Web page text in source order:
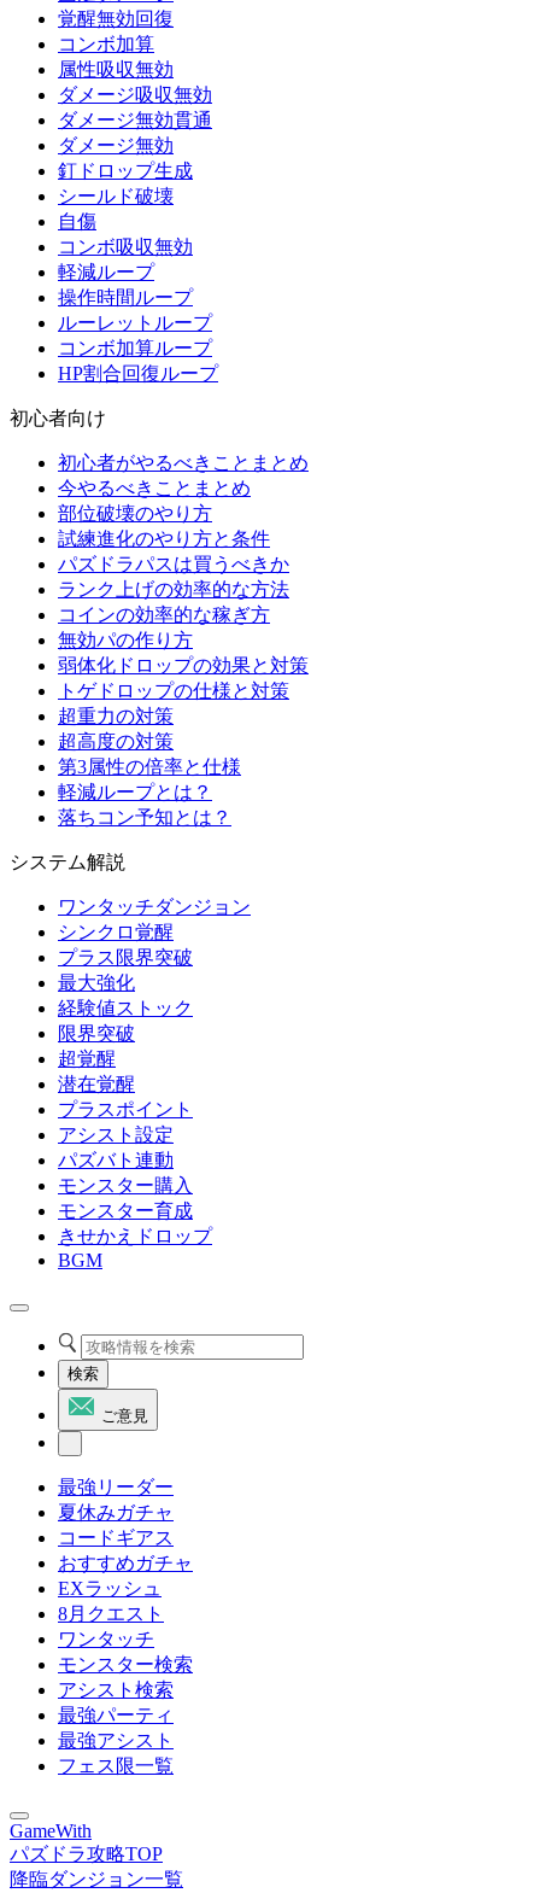
覚醒無効回復
コンボ加算
属性吸収無効
ダメージ吸収無効
ダメージ無効貫通
ダメージ無効
釘ドロップ生成
シールド破壊
自傷
コンボ吸収無効
軽減ループ
操作時間ループ
ルーレットループ
コンボ加算ループ
HP割合回復ループ
初心者向け
初心者がやるべきことまとめ
今やるべきことまとめ
部位破壊のやり方
試練進化のやり方と条件
パズドラパスは買うべきか
ランク上げの効率的な方法
コインの効率的な稼ぎ方
無効パの作り方
弱体化ドロップの効果と対策
トゲドロップの仕様と対策
超重力の対策
超高度の対策
第3属性の倍率と仕様
軽減ループとは？
落ちコン予知とは？
システム解説
ワンタッチダンジョン
シンクロ覚醒
プラス限界突破
最大強化
経験値ストック
限界突破
超覚醒
潜在覚醒
プラスポイント
アシスト設定
パズバト連動
モンスター購入
モンスター育成
きせかえドロップ
BGM
検索
ご意見
最強リーダー
夏休みガチャ
コードギアス
おすすめガチャ
EXラッシュ
8月クエスト
ワンタッチ
モンスター検索
アシスト検索
最強パーティ
最強アシスト
フェス限一覧
GameWith
パズドラ攻略TOP
降臨ダンジョン一覧